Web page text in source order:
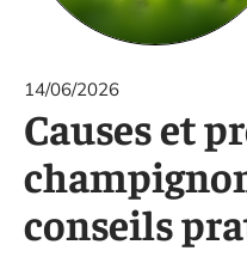
14/06/2026
Causes et
conseils